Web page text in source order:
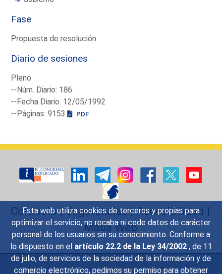
Esta web utiliza cookies de terceros y propias para
optimizar el servicio, no recaba ni cede datos de carácter
personal de los usuarios sin su conocimiento. Conforme a
lo dispuesto en el artículo 22.2 de la Ley 34/2002 , de 11
de julio, de servicios de la sociedad de la información y de
comercio electrónico, pedimos su permiso para obtener
Fase
Propuesta de resolución
Diario de sesiones
Pleno
--Núm. Diario: 186
--Fecha Diario: 12/05/1992
--Páginas: 9153
PDF
Contacto|Sugerencias|Accesibilidad |
Mapa Web
Preguntas Frecuentes|Aviso legal|